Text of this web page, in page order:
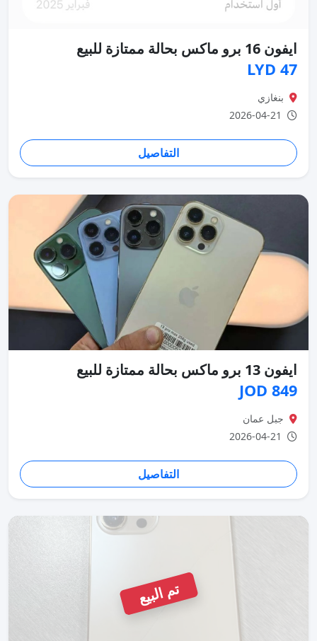
ايفون 16 برو ماكس بحالة ممتازة للبيع
47 LYD
بنغازي
التفاصيل
ايفون 13 برو ماكس بحالة ممتازة للبيع
849 JOD
جبل عمان
التفاصيل
تم البيع